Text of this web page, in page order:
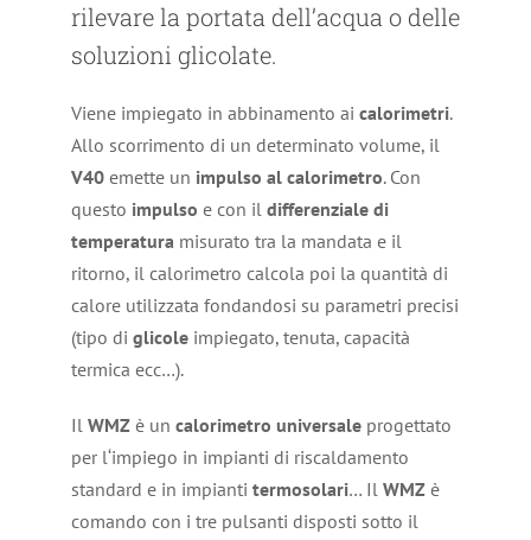
rilevare la portata dell’acqua o delle
soluzioni glicolate.
Viene impiegato in abbinamento ai calorimetri.
Allo scorrimento di un determinato volume, il
V40emette un impulso al calorimetro. Con
questo impulso e con il differenziale di
temperaturamisurato tra la mandata e il
ritorno, il calorimetro calcola poi la quantità di
calore utilizzata fondandosi su parametri precisi
(tipo di glicoleimpiegato, tenuta, capacità
termica ecc…).
Il WMZè un calorimetro universaleprogettato
per l‘impiego in impianti di riscaldamento
standard e in impianti termosolari… Il WMZè
comando con i tre pulsanti disposti sotto il